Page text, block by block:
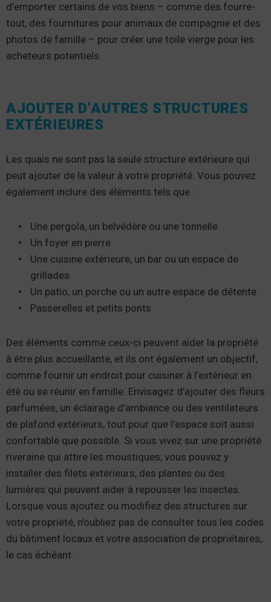
d’emporter certains de vos biens – comme des fourre-
tout, des fournitures pour animaux de compagnie et des
photos de famille – pour créer une toile vierge pour les
acheteurs potentiels.
AJOUTER D’AUTRES STRUCTURES
EXTÉRIEURES
Les quais ne sont pas la seule structure extérieure qui
peut ajouter de la valeur à votre propriété. Vous pouvez
également inclure des éléments tels que :
Une pergola, un belvédère ou une tonnelle
Un foyer en pierre
Une cuisine extérieure, un bar ou un espace de
grillades
Un patio, un porche ou un autre espace de détente
Passerelles et petits ponts
Des éléments comme ceux-ci peuvent aider la propriété
à être plus accueillante, et ils ont également un objectif,
comme fournir un endroit pour cuisiner à l’extérieur en
été ou se réunir en famille. Envisagez d’ajouter des fleurs
parfumées, un éclairage d’ambiance ou des ventilateurs
de plafond extérieurs, tout pour que l’espace soit aussi
confortable que possible. Si vous vivez sur une propriété
riveraine qui attire les moustiques, vous pouvez y
installer des filets extérieurs, des plantes ou des
lumières qui peuvent aider à repousser les insectes.
Lorsque vous ajoutez ou modifiez des structures sur
votre propriété, n’oubliez pas de consulter tous les codes
du bâtiment locaux et votre association de propriétaires,
le cas échéant.